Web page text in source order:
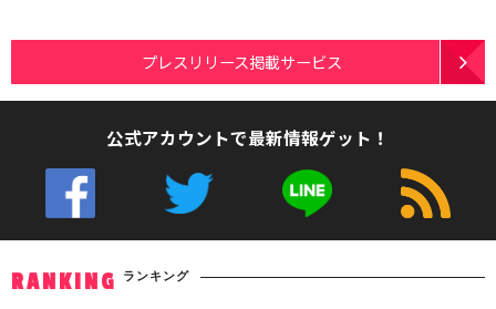
プレスリリース掲載サービス
公式アカウントで最新情報ゲット！
RANKING ランキング